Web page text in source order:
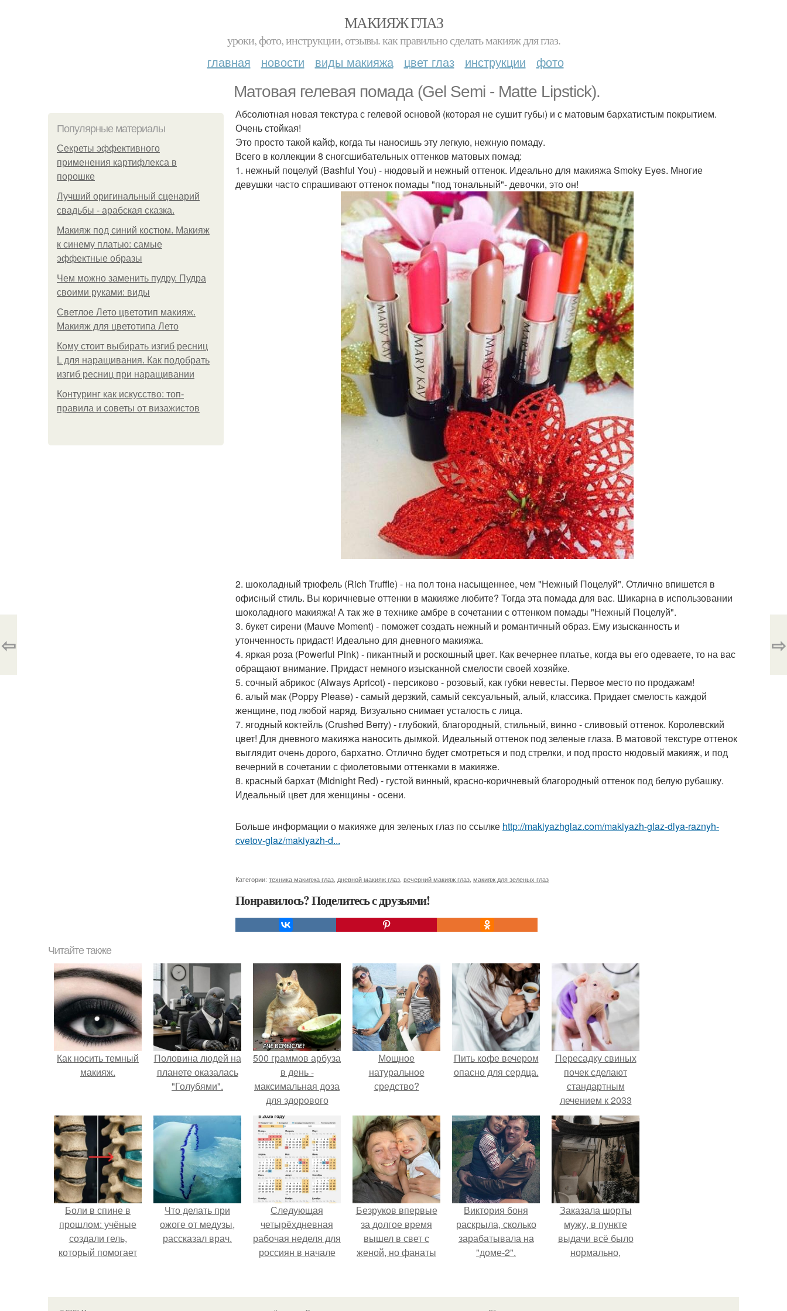
МАКИЯЖ ГЛАЗ
уроки, фото, инструкции, отзывы. как правильно сделать макияж для глаз.
главная новости виды макияжа цвет глаз инструкции фото
Матовая гелевая помада (Gel Semi - Matte Lipstick).
Популярные материалы
Секреты эффективного
применения картифлекса в
порошке
Лучший оригинальный сценарий
свадьбы - арабская сказка.
Макияж под синий костюм. Макияж
к синему платью: самые
эффектные образы
Чем можно заменить пудру. Пудра
своими руками: виды
Светлое Лето цветотип макияж.
Макияж для цветотипа Лето
Кому стоит выбирать изгиб ресниц
L для наращивания. Как подобрать
изгиб ресниц при наращивании
Контуринг как искусство: топ-
правила и советы от визажистов
Абсолютная новая текстура с гелевой основой (которая не сушит губы) и с матовым бархатистым покрытием.
Очень стойкая!
Это просто такой кайф, когда ты наносишь эту легкую, нежную помаду.
Всего в коллекции 8 сногсшибательных оттенков матовых помад:
1. нежный поцелуй (Bashful You) - нюдовый и нежный оттенок. Идеально для макияжа Smoky Eyes. Многие
девушки часто спрашивают оттенок помады "под тональный"- девочки, это он!
2. шоколадный трюфель (Rich Truffle) - на пол тона насыщеннее, чем "Нежный Поцелуй". Отлично впишется в
офисный стиль. Вы коричневые оттенки в макияже любите? Тогда эта помада для вас. Шикарна в использовании
шоколадного макияжа! А так же в технике амбре в сочетании с оттенком помады "Нежный Поцелуй".
3. букет сирени (Mauve Moment) - поможет создать нежный и романтичный образ. Ему изысканность и
утонченность придаст! Идеально для дневного макияжа.
4. яркая роза (Powerful Pink) - пикантный и роскошный цвет. Как вечернее платье, когда вы его одеваете, то на вас
обращают внимание. Придаст немного изысканной смелости своей хозяйке.
5. сочный абрикос (Always Apricot) - персиково - розовый, как губки невесты. Первое место по продажам!
6. алый мак (Poppy Please) - самый дерзкий, самый сексуальный, алый, классика. Придает смелость каждой
женщине, под любой наряд. Визуально снимает усталость с лица.
7. ягодный коктейль (Crushed Berry) - глубокий, благородный, стильный, винно - сливовый оттенок. Королевский
цвет! Для дневного макияжа наносить дымкой. Идеальный оттенок под зеленые глаза. В матовой текстуре оттенок
выглядит очень дорого, бархатно. Отлично будет смотреться и под стрелки, и под просто нюдовый макияж, и под
вечерний в сочетании с фиолетовыми оттенками в макияже.
8. красный бархат (Midnight Red) - густой винный, красно-коричневый благородный оттенок под белую рубашку.
Идеальный цвет для женщины - осени.
Больше информации о макияже для зеленых глаз по ссылке http://makiyazhglaz.com/makiyazh-glaz-dlya-raznyh-
cvetov-glaz/makiyazh-d...
Категории: техника макияжа глаз дневной макияж глаз вечерний макияж глаз макияж для зеленых глаз
Понравилось? Поделитесь с друзьями!
⇦ ⇨
Читайте также
Как носить темный
макияж.
Половина людей на
планете оказалась
"Голубями".
500 граммов арбуза
в день -
максимальная доза
для здорового
взрослого,
предупредили
врачи.
Мощное
натуральное
средство?
Пить кофе вечером
опасно для сердца.
Пересадку свиных
почек сделают
стандартным
лечением к 2033
году в Японии.
Боли в спине в
прошлом: учёные
создали гель,
который помогает
диски.
Что делать при
ожоге от медузы,
рассказал врач.
Следующая
четырёхдневная
рабочая неделя для
россиян в начале
Безруков впервые
за долгое время
вышел в свет с
женой, но фанаты
Анны: "какая она
Виктория боня
раскрыла, сколько
зарабатывала на
"доме-2".
Заказала шорты
мужу, в пункте
выдачи всё было
нормально,
предвещало беды.